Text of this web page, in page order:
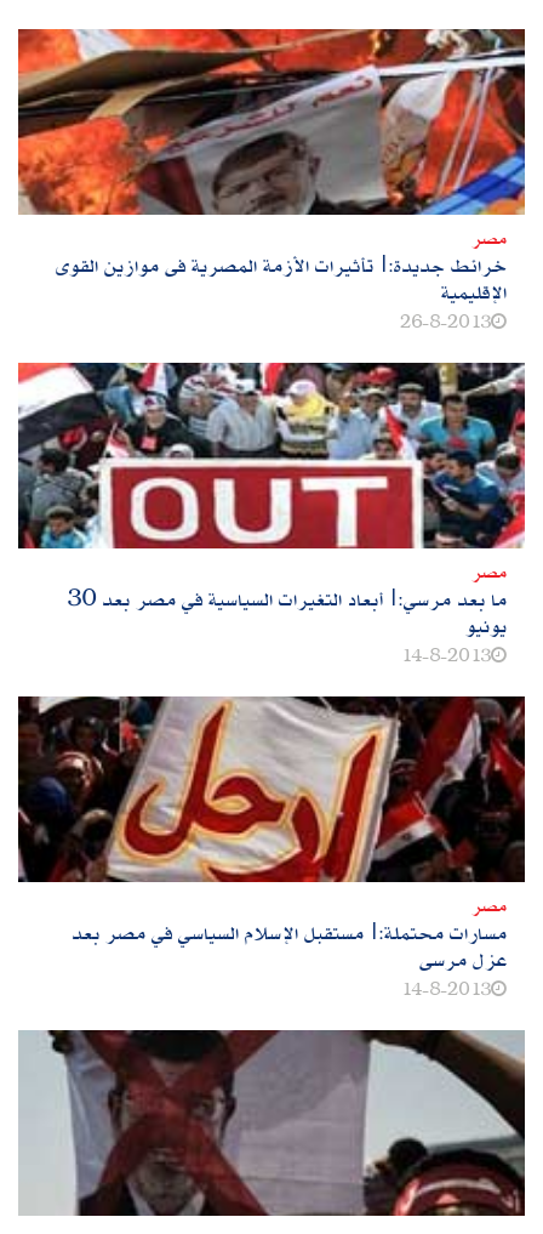
مصر
خرائط جديدة:|تأثيرات الأزمة المصرية فى موازين القوى
الإقليمية
26-8-2013
مصر
ما بعد مرسي:|أبعاد التغيرات السياسية في مصر بعد 30
يونيو
14-8-2013
مصر
مسارات محتملة:|مستقبل الإسلام السياسي في مصر بعد
عزل مرسى
14-8-2013